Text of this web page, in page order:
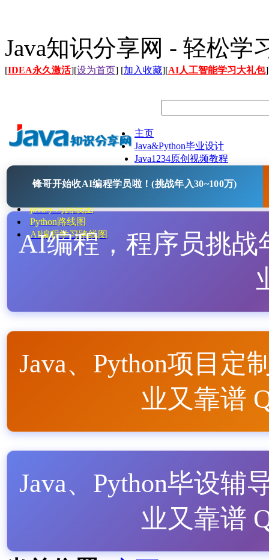
Java知识分享网 - 轻松学
[IDEA永久激活][设为首页] [加入收藏][AI人工智能学习大礼包]
主页
Java&Python毕业设计
Java1234原创视频教程
Java开源项目
java学习路线图
Python路线图
AI编程学习路线图
锋哥开始收AI编程学员啦！(挑战年入30~100万)
AI编程，程序员挑战
Java、Python项目定
业又靠谱
Java、Python毕设辅
业又靠谱